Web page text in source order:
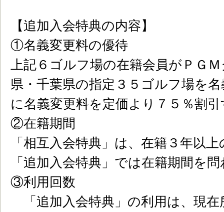
【追加入会特典の内容】
①名義変更料の優待
上記６ゴルフ場の在籍会員がＰＧ
県・千葉県の指定３５ゴルフ場を
に名義変更料を定価より７５％割
②在籍期間
「相互入会特典」は、在籍３年以
「追加入会特典」では在籍期間を
③利用回数
「追加入会特典」の利用は、現